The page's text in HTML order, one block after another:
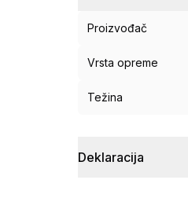
Proizvođač
Vrsta opreme
Težina
Deklaracija